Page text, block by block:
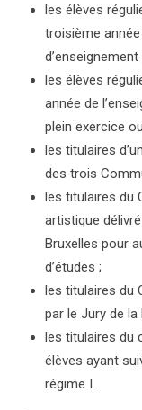
les élèves
troisième
d’enseignement
les élèves
année de
plein exercice
les titulaires
des trois
les titulaires du
artistique
Bruxelles pour
d’études ;
les titulaires du
par le Jury de la
les titulaires du
élèves ayant
régime I.